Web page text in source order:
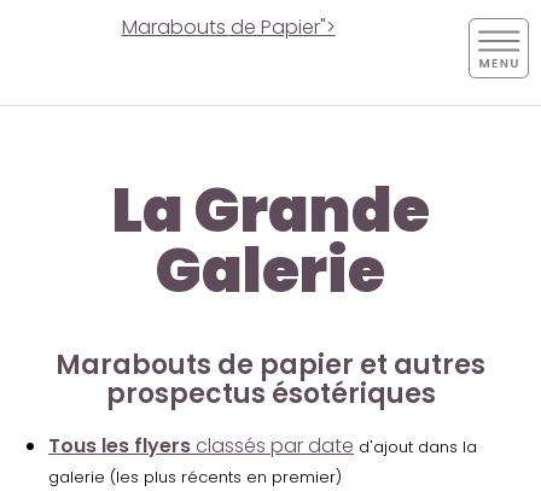
Marabouts de Papier">
La Grande
Galerie
Marabouts de papier et autres
prospectus ésotériques
Tous les flyers classés par date d'ajout dans la
galerie (les plus récents en premier)